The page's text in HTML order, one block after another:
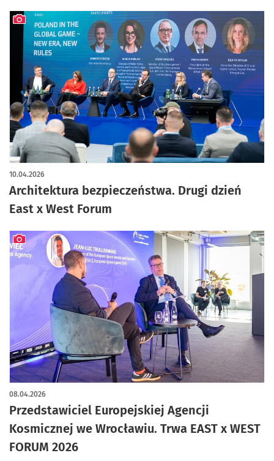
Architektura bezpieczeństwa. Drugi dzień
East x West Forum
10.04.2026
artykuł z galerią zdjęć
Przedstawiciel Europejskiej Agencji
Kosmicznej we Wrocławiu. Trwa EAST x WEST
FORUM 2026
08.04.2026
artykuł z galerią zdjęć